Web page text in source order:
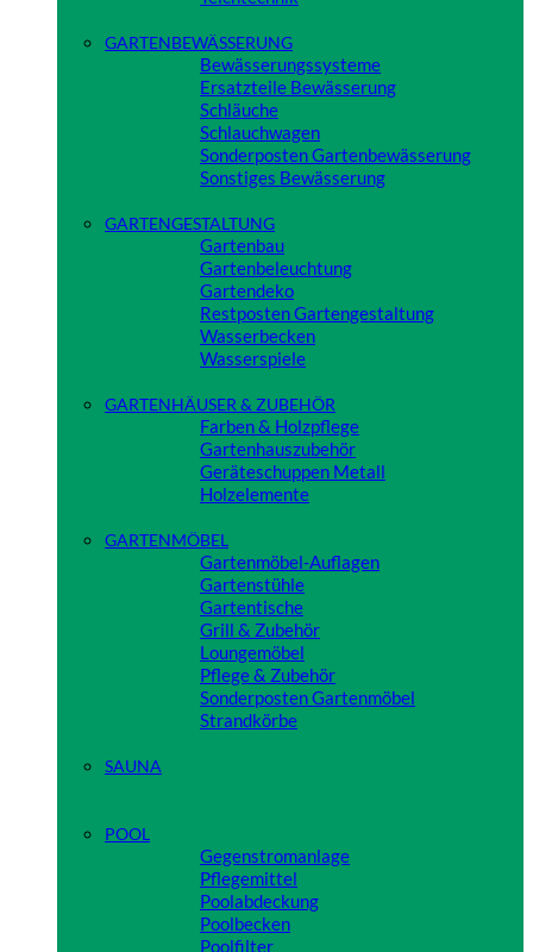
GARTENBEWÄSSERUNG
Bewässerungssysteme
Ersatzteile Bewässerung
Schläuche
Schlauchwagen
Sonderposten Gartenbewässerung
Sonstiges Bewässerung
GARTENGESTALTUNG
Gartenbau
Gartenbeleuchtung
Gartendeko
Restposten Gartengestaltung
Wasserbecken
Wasserspiele
GARTENHÄUSER & ZUBEHÖR
Farben & Holzpflege
Gartenhauszubehör
Geräteschuppen Metall
Holzelemente
GARTENMÖBEL
Gartenmöbel-Auflagen
Gartenstühle
Gartentische
Grill & Zubehör
Loungemöbel
Pflege & Zubehör
Sonderposten Gartenmöbel
Strandkörbe
SAUNA
POOL
Gegenstromanlage
Pflegemittel
Poolabdeckung
Poolbecken
Poolfilter